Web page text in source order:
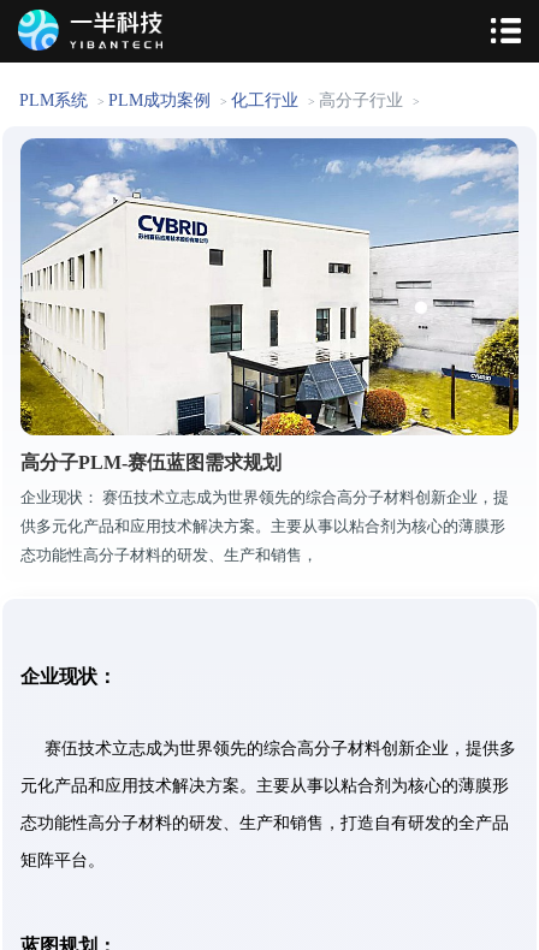
PLM系统 > PLM成功案例 > 化工行业 > 高分子行业 >
高分子PLM-赛伍蓝图需求规划
企业现状： 赛伍技术立志成为世界领先的综合高分子材料创新企业，提
供多元化产品和应用技术解决方案。主要从事以粘合剂为核心的薄膜形
态功能性高分子材料的研发、生产和销售，
企业现状：
赛伍技术立志成为世界领先的综合高分子材料创新企业，提供多
元化产品和应用技术解决方案。主要从事以粘合剂为核心的薄膜形
态功能性高分子材料的研发、生产和销售，打造自有研发的全产品
矩阵平台。
蓝图规划：